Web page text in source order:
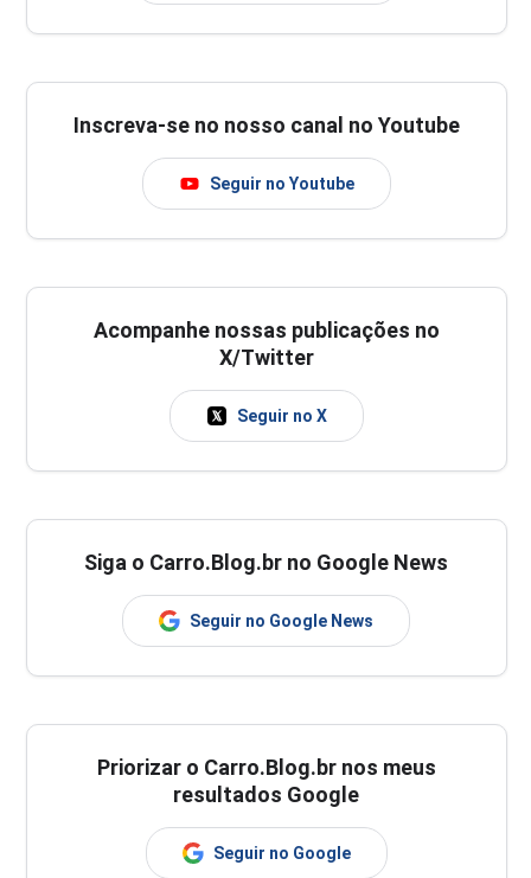
Inscreva-se no nosso canal no Youtube
Seguir no Youtube
Acompanhe nossas publicações no
X/Twitter
Seguir no X
Siga o Carro.Blog.br no Google News
Seguir no Google News
Priorizar o Carro.Blog.br nos meus
resultados Google
Seguir no Google